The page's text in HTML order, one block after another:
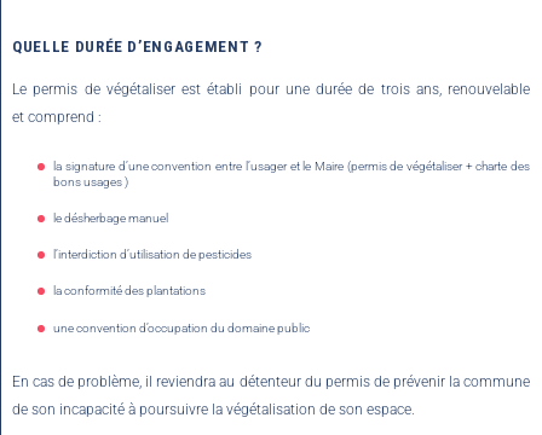
QUELLE DURÉE D’ENGAGEMENT ?
Le permis de végétaliser est établi pour une durée de trois ans, renouvelable
et comprend :
la signature d’une convention entre l’usager et le Maire (permis de végétaliser + charte des
bons usages )
le désherbage manuel
l’interdiction d’utilisation de pesticides
la conformité des plantations
une convention d’occupation du domaine public
En cas de problème, il reviendra au détenteur du permis de prévenir la commune
de son incapacité à poursuivre la végétalisation de son espace.